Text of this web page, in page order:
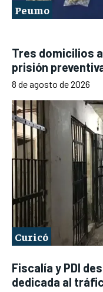
Peumo
Tres domicilios
prisión
8 de agosto de 2026
Curicó
Fiscalía y PDI
dedicada al